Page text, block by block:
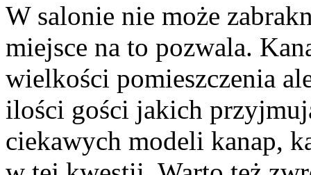
W salonie nie może
miejsce na to pozwala.
wielkości pomieszczenia
ilości gości jakich
ciekawych modeli kanap,